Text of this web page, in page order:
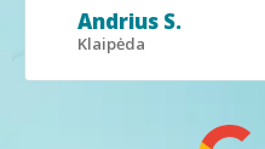
Andrius S.
Klaipėda